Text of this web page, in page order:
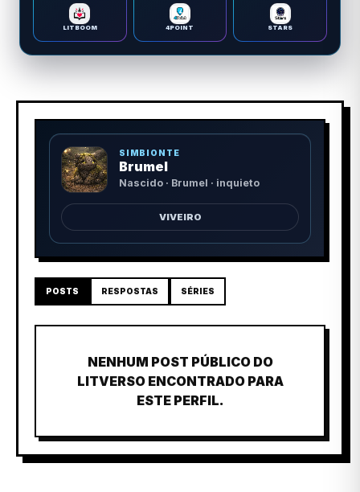
LITBOOM 4POINT STARS
SIMBIONTE
Brumel
Nascido · Brumel · inquieto
VIVEIRO
POSTS RESPOSTAS SÉRIES
NENHUM POST PÚBLICO DO
LITVERSO ENCONTRADO PARA
ESTE PERFIL.